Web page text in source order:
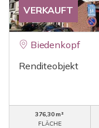
VERKAUFT
Biedenkopf
Renditeobjekt
376,30 m²
FLÄCHE